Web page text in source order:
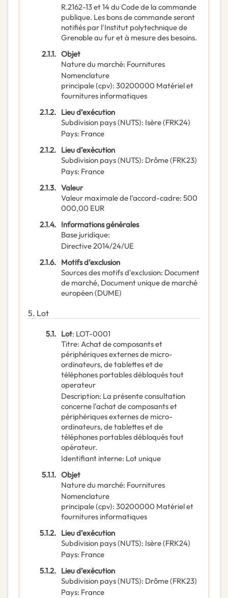
R.2162-13 et 14 du Code de la commande
publique. Les bons de commande seront
notifiés par l'Institut polytechnique de
Grenoble au fur et à mesure des besoins.
2.1.1. Objet
Nature du marché: Fournitures
Nomenclature
principale(cpv): 30200000 Matériel et
fournitures informatiques
2.1.2. Lieu d’exécution
Subdivision pays (NUTS): Isère(FRK24)
Pays: France
2.1.2. Lieu d’exécution
Subdivision pays (NUTS): Drôme(FRK23)
Pays: France
2.1.3. Valeur
Valeur maximale de l’accord-cadre: 500
000,00 EUR
2.1.4. Informations générales
Base juridique:
Directive 2014/24/UE
2.1.6. Motifs d’exclusion
Sources des motifs d'exclusion: Document
de marché, Document unique de marché
européen (DUME)
5. Lot
5.1. Lot: LOT-0001
Titre: Achat de composants et
périphériques externes de micro-
ordinateurs, de tablettes et de
téléphones portables débloqués tout
operateur
Description: La présente consultation
concerne l'achat de composants et
périphériques externes de micro-
ordinateurs, de tablettes et de
téléphones portables débloqués tout
opérateur.
Identifiant interne: Lot unique
5.1.1. Objet
Nature du marché: Fournitures
Nomenclature
principale(cpv): 30200000 Matériel et
fournitures informatiques
5.1.2. Lieu d’exécution
Subdivision pays (NUTS): Isère(FRK24)
Pays: France
5.1.2. Lieu d’exécution
Subdivision pays (NUTS): Drôme(FRK23)
Pays: France